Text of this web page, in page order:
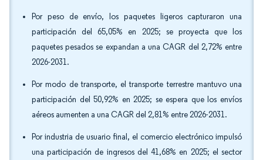
Por peso de envío, los paquetes ligeros capturaron una
participación del 65,05% en 2025; se proyecta que los
paquetes pesados se expandan a una CAGR del 2,72% entre
2026-2031.
Por modo de transporte, el transporte terrestre mantuvo una
participación del 50,92% en 2025; se espera que los envíos
aéreos aumenten a una CAGR del 2,81% entre 2026-2031.
Por industria de usuario final, el comercio electrónico impulsó
una participación de ingresos del 41,68% en 2025; el sector